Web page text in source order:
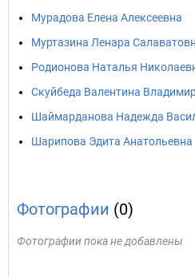
Мурадова Елена Алексеевна
Муртазина Ленара
Родионова Наталья
Скуйбеда Валентина
Шаймарданова Надежда
Шарипова Эдита Анатольевна
Фотографии (0)
Фотографии пока не добавлены